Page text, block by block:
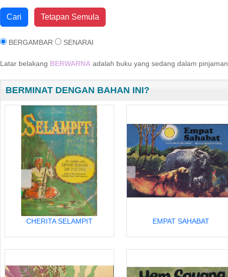
Cari Tetapan Semula
BERGAMBAR SENARAI
Latar belakang BERWARNA adalah buku yang sedang dalam pinjaman.
BERMINAT DENGAN BAHAN INI?
CHERITA SELAMPIT EMPAT SAHABAT